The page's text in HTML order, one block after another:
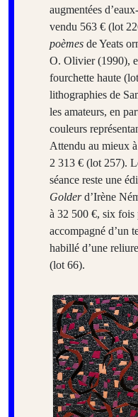
augmentées
vendu 563 € (lot
poèmes de Yeats
O. Olivier (1990),
fourchette haute
lithographies de
les amateurs, en
couleurs
Attendu au mieux
2 313 € (lot 257).
séance reste une
Golderd’Irène
à 32 500 €, six
accompagné d’un
habillé d’une
(lot 66).